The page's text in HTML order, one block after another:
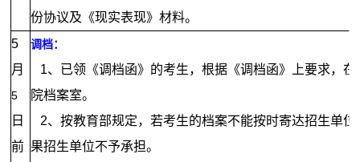
份协议及《现实表现》材料。
5
月
5
日
前
调档：
1、已领《调档函》的考生，根据《调档函》上要求，
院档案室。
2、按教育部规定，若考生的档案不能按时寄达招生单
果招生单位不予承担。